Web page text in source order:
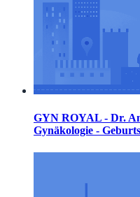
GYN ROYAL - Dr.
Gynäkologie -